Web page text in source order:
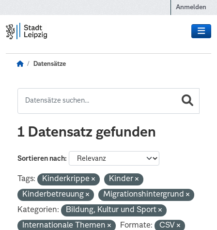
Anmelden
Datensätze
1 Datensatz gefunden
Sortieren nach
Tags: Kinderkrippe
Kinder
Kinderbetreuung
Migrationshintergrund
Kategorien:
Bildung, Kultur und Sport
Internationale Themen
Formate: CSV